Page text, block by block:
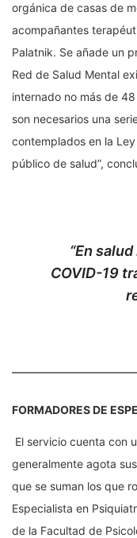
orgánica de casas de
acompañantes
Palatnik. Se añade un
Red de Salud Mental
internado no más de
son necesarios una
contemplados en la
público de salud”,
“En
COVID-19
FORMADORES DE
El servicio cuenta con
generalmente agota
que se suman los que
Especialista en
de la Facultad de